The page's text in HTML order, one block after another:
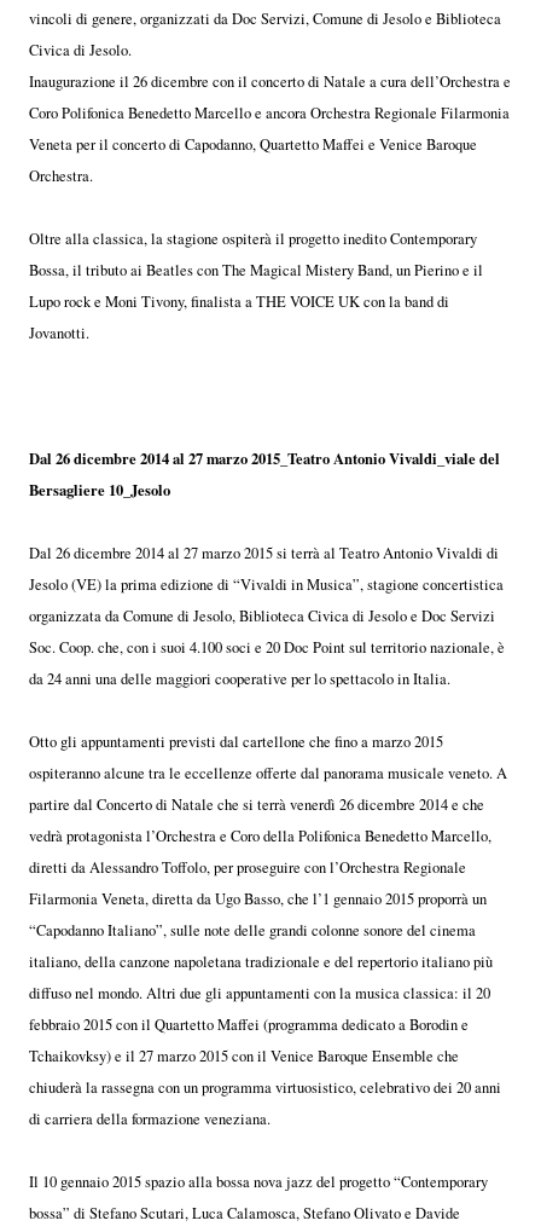
vincoli di genere, organizzati da Doc Servizi, Comune di Jesolo e Biblioteca
Civica di Jesolo.
Inaugurazione il 26 dicembre con il concerto di Natale a cura dell’Orchestra e
Coro Polifonica Benedetto Marcello e ancora Orchestra Regionale Filarmonia
Veneta per il concerto di Capodanno, Quartetto Maffei e Venice Baroque
Orchestra.
Oltre alla classica, la stagione ospiterà il progetto inedito Contemporary
Bossa, il tributo ai Beatles con The Magical Mistery Band, un Pierino e il
Lupo rock e Moni Tivony, finalista a THE VOICE UK con la band di
Jovanotti.
Dal 26 dicembre 2014 al 27 marzo 2015_Teatro Antonio Vivaldi_viale del
Bersagliere 10_Jesolo
Dal 26 dicembre 2014 al 27 marzo 2015 si terrà al Teatro Antonio Vivaldi di
Jesolo (VE) la prima edizione di “Vivaldi in Musica”, stagione concertistica
organizzata da Comune di Jesolo, Biblioteca Civica di Jesolo e Doc Servizi
Soc. Coop. che, con i suoi 4.100 soci e 20 Doc Point sul territorio nazionale, è
da 24 anni una delle maggiori cooperative per lo spettacolo in Italia.
Otto gli appuntamenti previsti dal cartellone che fino a marzo 2015
ospiteranno alcune tra le eccellenze offerte dal panorama musicale veneto. A
partire dal Concerto di Natale che si terrà venerdì 26 dicembre 2014 e che
vedrà protagonista l’Orchestra e Coro della Polifonica Benedetto Marcello,
diretti da Alessandro Toffolo, per proseguire con l’Orchestra Regionale
Filarmonia Veneta, diretta da Ugo Basso, che l’1 gennaio 2015 proporrà un
“Capodanno Italiano”, sulle note delle grandi colonne sonore del cinema
italiano, della canzone napoletana tradizionale e del repertorio italiano più
diffuso nel mondo. Altri due gli appuntamenti con la musica classica: il 20
febbraio 2015 con il Quartetto Maffei (programma dedicato a Borodin e
Tchaikovksy) e il 27 marzo 2015 con il Venice Baroque Ensemble che
chiuderà la rassegna con un programma virtuosistico, celebrativo dei 20 anni
di carriera della formazione veneziana.
Il 10 gennaio 2015 spazio alla bossa nova jazz del progetto “Contemporary
bossa” di Stefano Scutari, Luca Calamosca, Stefano Olivato e Davide